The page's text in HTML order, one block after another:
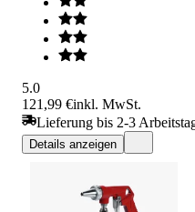
5.0
121,99 €inkl. MwSt.
Lieferung bis 2-3
Details anzeigen